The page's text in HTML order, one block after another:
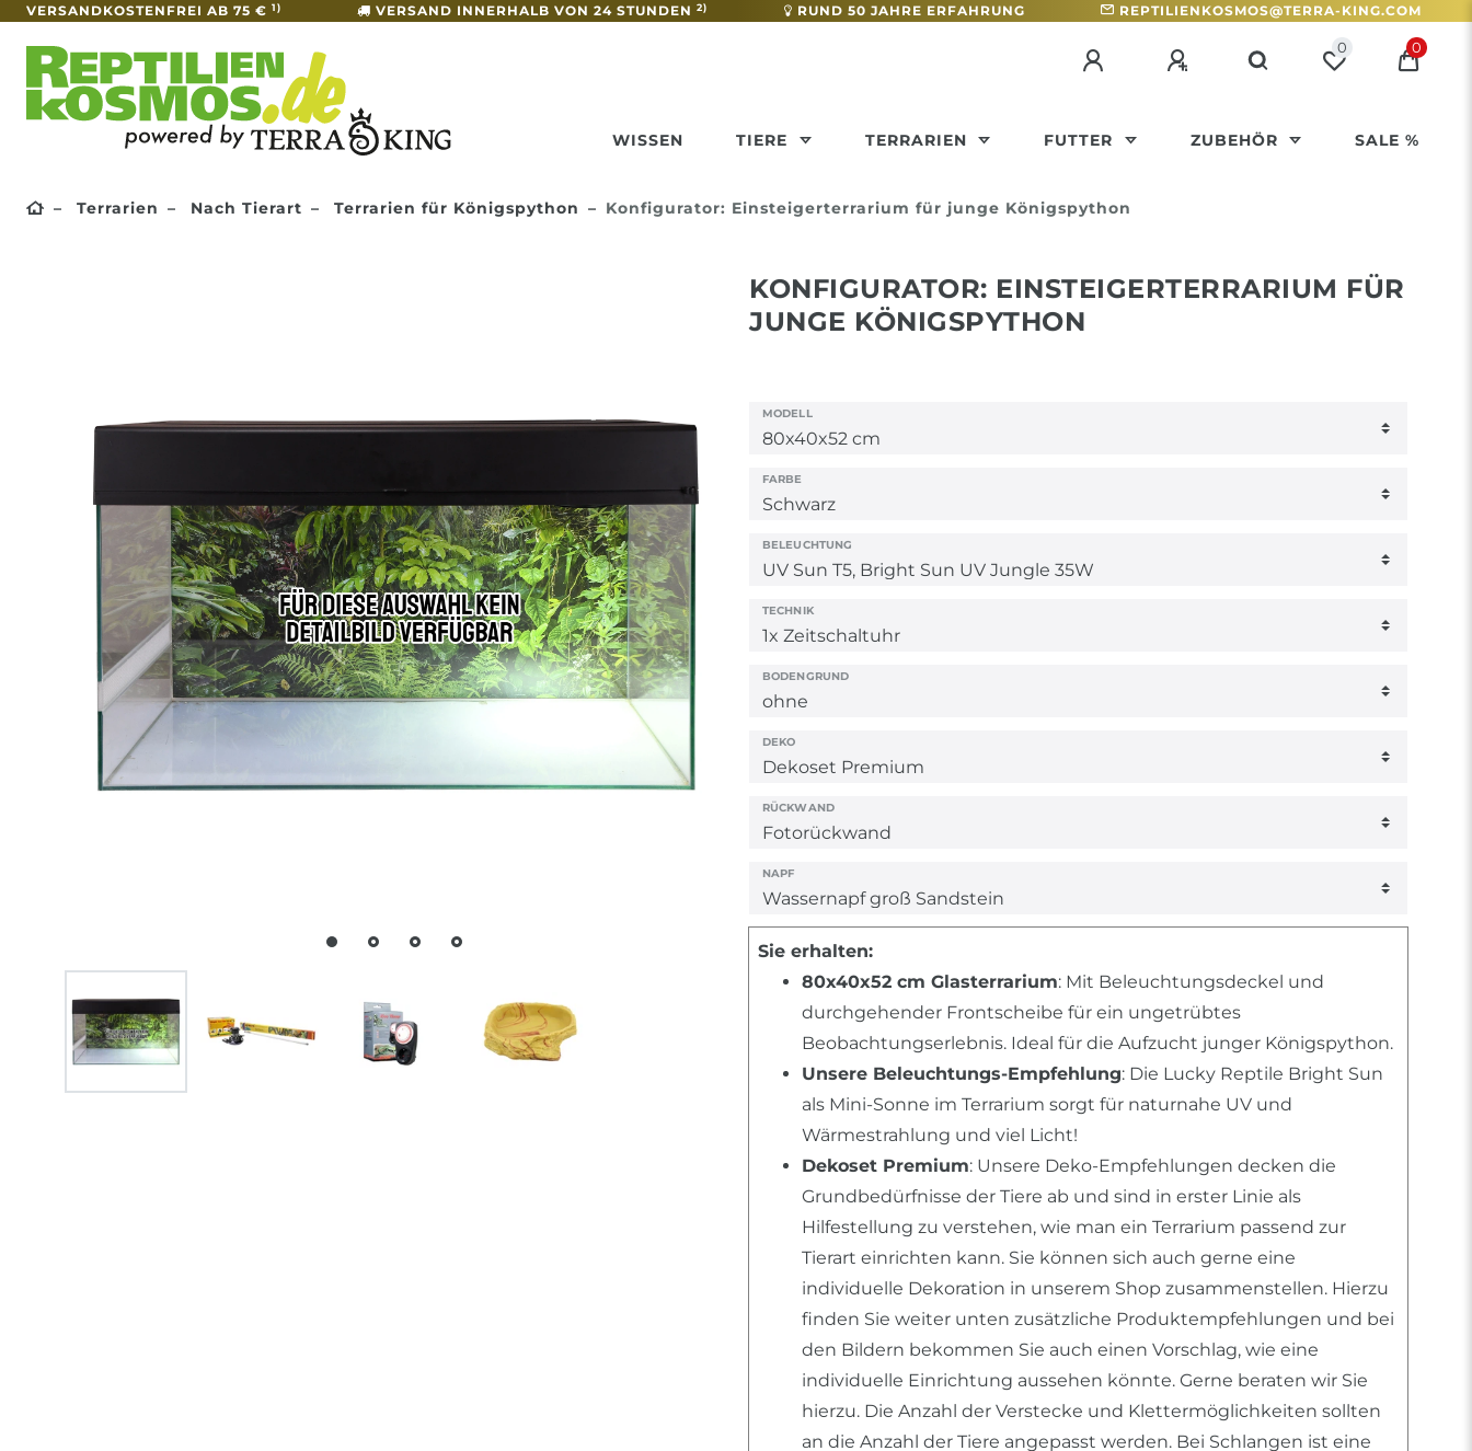
VERSANDKOSTENFREI AB 75 € 1) VERSAND INNERHALB VON 24 STUNDEN 2) RUND 50 JAHRE ERFAHRUNG REPTILIENKOSMOS@TERRA-KING.COM
0 0
WISSEN TIERE TERRARIEN FUTTER ZUBEHÖR SALE %
Terrarien Nach Tierart Terrarien für Königspython Konfigurator: Einsteigerterrarium für junge Königspython
KONFIGURATOR: EINSTEIGERTERRARIUM FÜR
JUNGE KÖNIGSPYTHON
MODELL
FARBE
BELEUCHTUNG
TECHNIK
BODENGRUND
DEKO
RÜCKWAND
NAPF
Sie erhalten:
80x40x52 cm Glasterrarium: Mit Beleuchtungsdeckel und
durchgehender Frontscheibe für ein ungetrübtes
Beobachtungserlebnis. Ideal für die Aufzucht junger Königspython.
Unsere Beleuchtungs-Empfehlung: Die Lucky Reptile Bright Sun
als Mini-Sonne im Terrarium sorgt für naturnahe UV und
Wärmestrahlung und viel Licht!
Dekoset Premium: Unsere Deko-Empfehlungen decken die
Grundbedürfnisse der Tiere ab und sind in erster Linie als
Hilfestellung zu verstehen, wie man ein Terrarium passend zur
Tierart einrichten kann. Sie können sich auch gerne eine
individuelle Dekoration in unserem Shop zusammenstellen. Hierzu
finden Sie weiter unten zusätzliche Produktempfehlungen und bei
den Bildern bekommen Sie auch einen Vorschlag, wie eine
individuelle Einrichtung aussehen könnte. Gerne beraten wir Sie
hierzu. Die Anzahl der Verstecke und Klettermöglichkeiten sollten
an die Anzahl der Tiere angepasst werden. Bei Schlangen ist eine